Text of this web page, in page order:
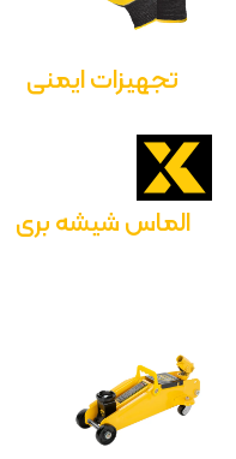
تجهیزات ایمنی
الماس شیشه بری